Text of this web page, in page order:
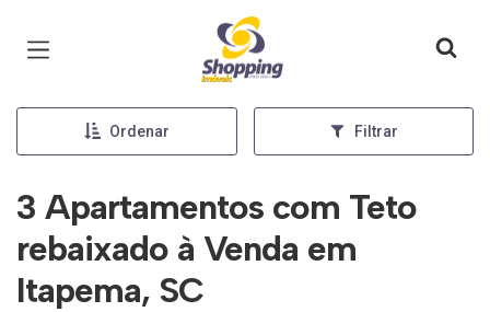
Página inicial
Ordenar Filtrar
3 Apartamentos com Teto
rebaixado à Venda em
Itapema, SC